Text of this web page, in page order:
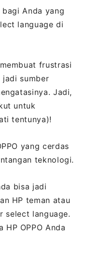
Anda yang
language di
frustrasi
sumber
Jadi,
untuk
tentunya)!
yang cerdas
teknologi.
bisa jadi
HP teman atau
select language.
HP OPPO Anda